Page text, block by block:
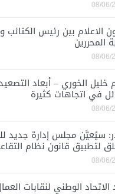
08/06/
الاعلام بين رئيس
المحررين
08/06/
خليل الخوري – أبعاد
في اتجاهات كثيرة
08/06/
سيُعيَّن مجلس إدارة جديد
لتطبيق قانون نظام
08/06/
الوطني لنقابات